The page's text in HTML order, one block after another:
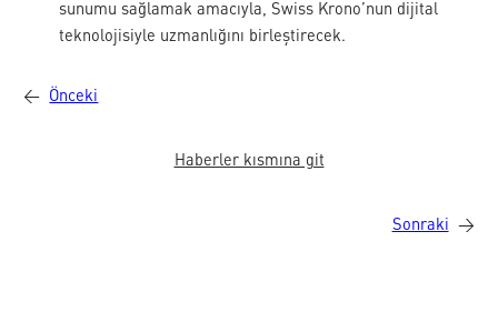
sunumu sağlamak amacıyla, Swiss Krono’nun dijital
teknolojisiyle uzmanlığını birleştirecek.
← Önceki
Haberler kısmına git
Sonraki →